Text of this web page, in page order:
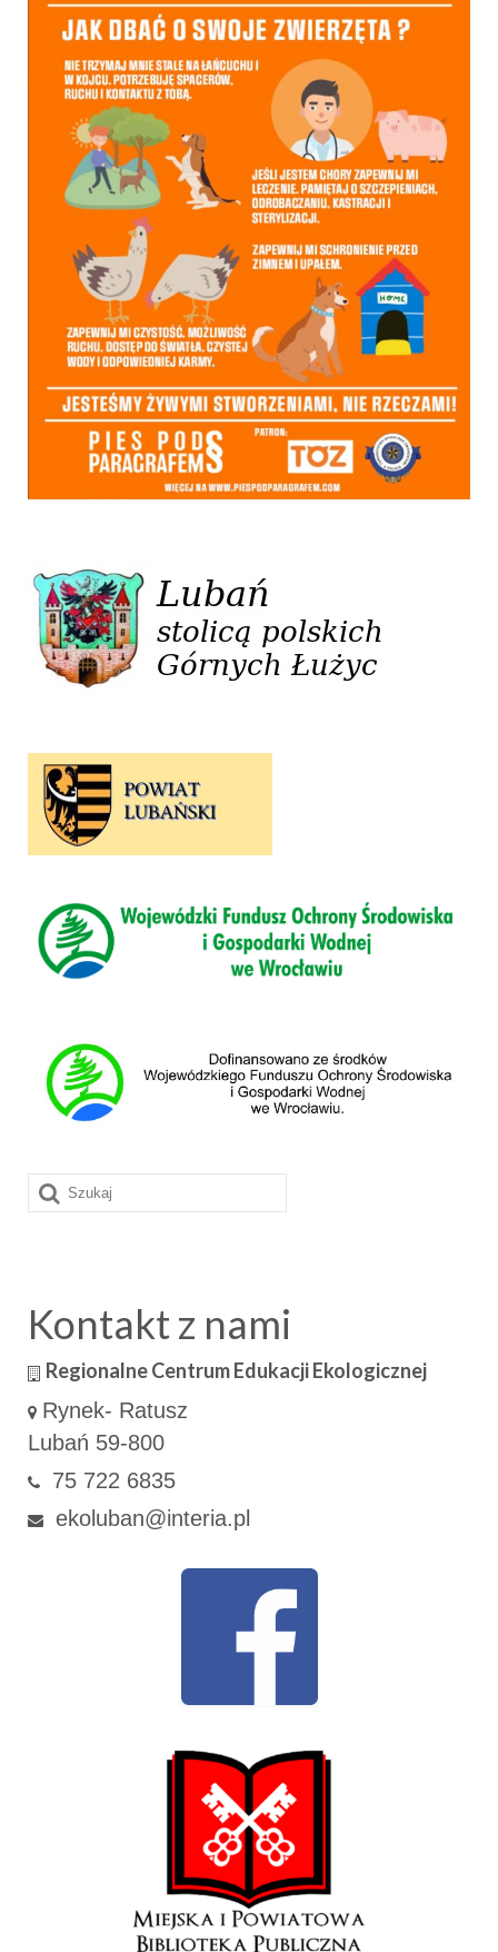
Szuklaj
w:
Kontakt z nami
Regionalne Centrum Edukacji Ekologicznej
Rynek- Ratusz
Lubań 59-800
75 722 6835
ekoluban@interia.pl